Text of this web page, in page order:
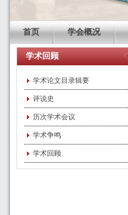
首页 学会概况
学术回顾
学术论文目录辑要
评说史
历次学术会议
学术争鸣
学术回顾